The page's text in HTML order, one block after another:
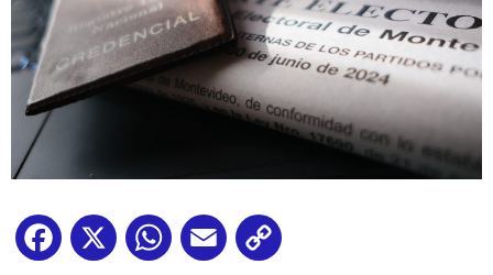
Facebook
X WhatsApp
Email